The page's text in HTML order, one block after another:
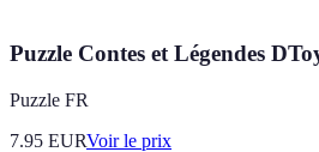
Puzzle Contes et Légendes
Puzzle FR
7.95 EURVoir le prix